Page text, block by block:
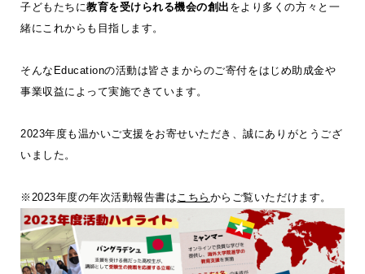
子どもたちに教育を受けられる機会の創出 をより多くの方々と一
緒にこれからも目指します。
そんなEducationの活動は皆さまからのご寄付をはじめ助成金や
事業収益によって実施できています。
2023年度も温かいご支援をお寄せいただき、誠にありがとうござ
いました。
※2023年度の年次活動報告書はこちら からご覧いただけます。